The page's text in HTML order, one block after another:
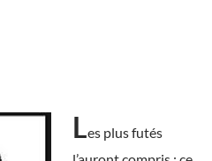
Les plus futés